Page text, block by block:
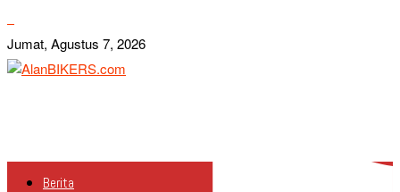
Jumat, Agustus 7, 2026
Berita